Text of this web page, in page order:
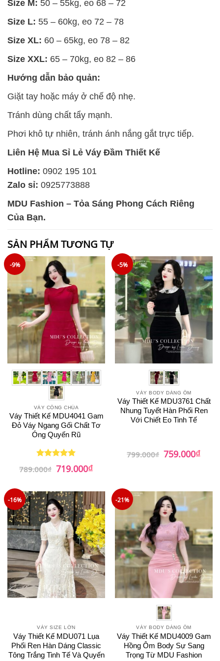
Size M: 50 – 55kg, eo 68 – 72
Size L: 55 – 60kg, eo 72 – 78
Size XL: 60 – 65kg, eo 78 – 82
Size XXL: 65 – 70kg, eo 82 – 86
Hướng dẫn bảo quản:
Giặt tay hoặc máy ở chế độ nhẹ.
Tránh dùng chất tẩy mạnh.
Phơi khô tự nhiên, tránh ánh nắng gắt trực tiếp.
Liên Hệ Mua Sỉ Lẻ Váy Đầm Thiết Kế
Hotline: 0902 195 101
Zalo sỉ: 0925773888
MDU Fashion – Tỏa Sáng Phong Cách Riêng
Của Bạn.
SẢN PHẨM TƯƠNG TỰ
-9%
VÁY CÔNG CHÚA
Váy Thiết Kế MDU4041 Gam
Đỏ Váy Ngang Gối Chất Tơ
Óng Quyến Rũ
Được xếp
hạng
55
789.000₫ Giá
gốc
719.000₫Giá
hiện
719.000₫.
-5%
VÁY BODY DÁNG ÔM
Váy Thiết Kế MDU3761 Chất
Nhung Tuyết Hàn Phối Ren
Với Chiết Eo Tinh Tế
799.000₫ Giá
gốc
759.000₫Giá
hiện
-16%
VÁY SIZE LỚN
Váy Thiết Kế MDU071 Lụa
Phối Ren Hàn Dáng Classic
Tông Trắng Tinh Tế Và Quyến
-21%
VÁY BODY DÁNG ÔM
Váy Thiết Kế MDU4009 Gam
Hồng Ôm Body Sự Sang
Trọng Từ MDU Fashion